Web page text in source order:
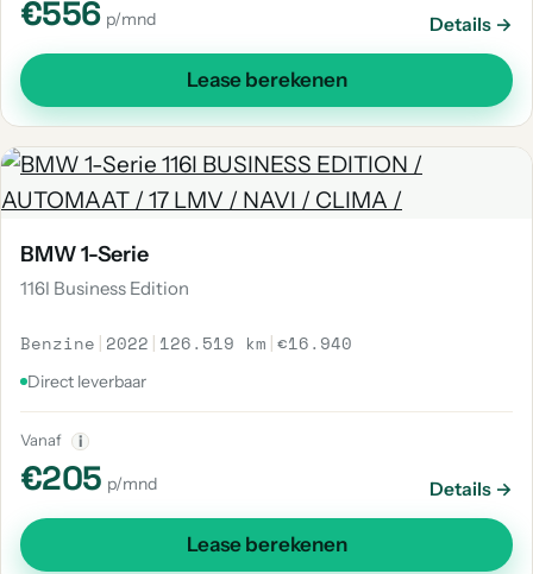
€556 p/mnd Details →
Lease berekenen
BMW 1-Serie
116I Business Edition
Benzine | 2022 | 126.519 km |€16.940
Direct leverbaar
Vanaf i
€205 p/mnd Details →
Lease berekenen